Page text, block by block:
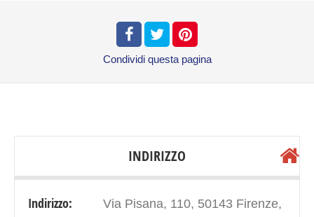
Condividi questa pagina
INDIRIZZO
Indirizzo:
Via Pisana, 110, 50143 Firenze,